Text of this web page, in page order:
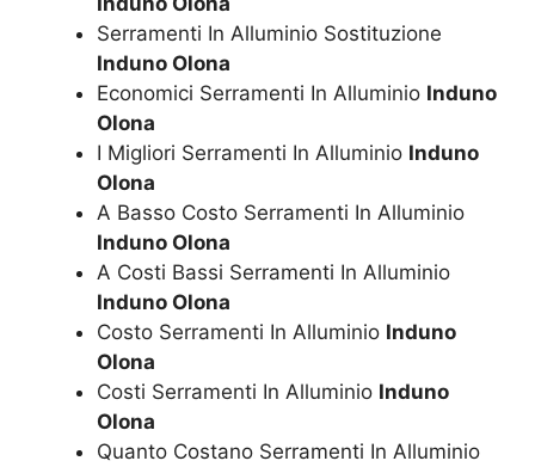
Serramenti In Alluminio Sostituzione
Induno Olona
Economici Serramenti In Alluminio Induno
Olona
I Migliori Serramenti In Alluminio Induno
Olona
A Basso Costo Serramenti In Alluminio
Induno Olona
A Costi Bassi Serramenti In Alluminio
Induno Olona
Costo Serramenti In Alluminio Induno
Olona
Costi Serramenti In Alluminio Induno
Olona
Quanto Costano Serramenti In Alluminio